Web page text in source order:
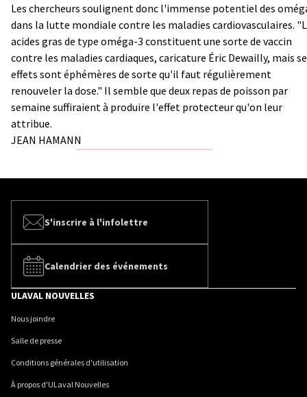
Les chercheurs soulignent donc l'immense potentiel des
dans la lutte mondiale contre les maladies cardiovasculaires.
acides gras de type oméga-3 constituent une sorte de vaccin
contre les maladies cardiaques, caricature Éric Dewailly, mais
effets sont éphémères de sorte qu'il faut régulièrement
renouveler la dose." Il semble que deux repas de poisson par
semaine suffiraient à produire l'effet protecteur qu'on leur
attribue.
JEAN HAMANN
S'inscrire à l'infolettre
Calendrier des événements
ULAVAL NOUVELLES
Nous joindre
Salle de presse
Conditions générales d'utilisation
À propos d'ULaval Nouvelles